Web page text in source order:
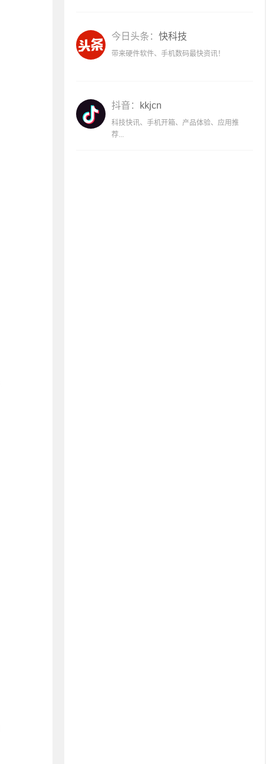
今日头条： 快科技
带来硬件软件、手机数码最快资讯！
抖音： kkjcn
科技快讯、手机开箱、产品体验、应用推
荐...